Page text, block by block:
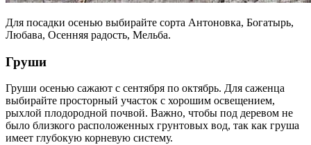
Для посадки осенью выбирайте сорта Антоновка, Богатырь,
Любава, Осенняя радость, Мельба.
Груши
Груши осенью сажают с сентября по октябрь. Для саженца
выбирайте просторный участок с хорошим освещением,
рыхлой плодородной почвой. Важно, чтобы под деревом не
было близкого расположенных грунтовых вод, так как груша
имеет глубокую корневую систему.